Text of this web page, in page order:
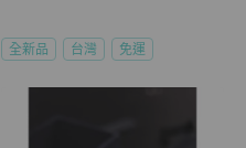
全新品 台灣 免運